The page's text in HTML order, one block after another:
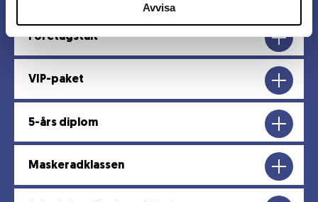
Avvisa
Företagstält
VIP-paket
5-års diplom
Maskeradklassen